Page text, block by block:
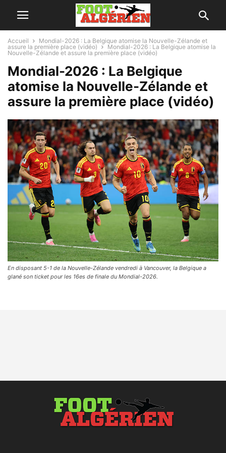
Accueil
Mondial-2026 : La Belgique atomise la Nouvelle-Zélande et
assure la première place (vidéo)
Mondial-2026 : La Belgique atomise la
Nouvelle-Zélande et assure la première place (vidéo)
Mondial-2026 : La Belgique
atomise la Nouvelle-Zélande et
assure la première place (vidéo)
En disposant 5-1 de la Nouvelle-Zélande vendredi à Vancouver, la Belgique a
glané son ticket pour les 16es de finale du Mondial-2026.